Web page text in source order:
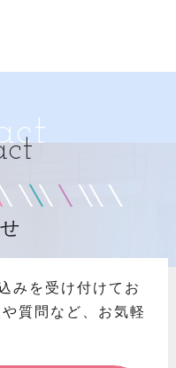
みを受け付けてお
質問など、お気軽